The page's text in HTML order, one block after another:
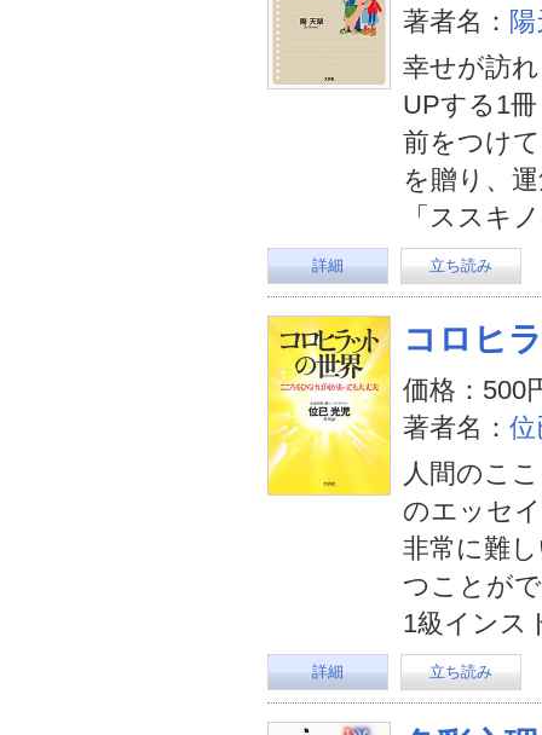
著者名：
幸せが訪
UPする1
前をつけ
を贈り、
「ススキ
詳細 立ち読み
コロヒ
価格：500
著者名： 位
人間のこ
のエッセ
非常に難
つことが
1級インス
詳細 立ち読み